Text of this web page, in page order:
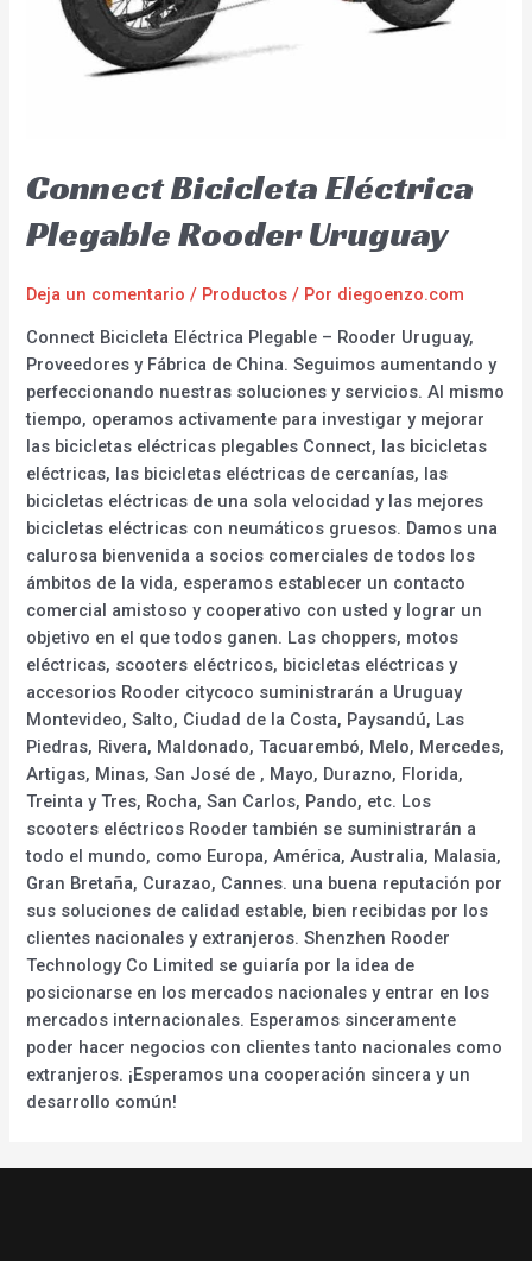
Connect Bicicleta Eléctrica
Plegable Rooder Uruguay
Deja un comentario / Productos / Por diegoenzo.com
Connect Bicicleta Eléctrica Plegable – Rooder Uruguay,
Proveedores y Fábrica de China. Seguimos aumentando y
perfeccionando nuestras soluciones y servicios. Al mismo
tiempo, operamos activamente para investigar y mejorar
las bicicletas eléctricas plegables Connect, las bicicletas
eléctricas, las bicicletas eléctricas de cercanías, las
bicicletas eléctricas de una sola velocidad y las mejores
bicicletas eléctricas con neumáticos gruesos. Damos una
calurosa bienvenida a socios comerciales de todos los
ámbitos de la vida, esperamos establecer un contacto
comercial amistoso y cooperativo con usted y lograr un
objetivo en el que todos ganen. Las choppers, motos
eléctricas, scooters eléctricos, bicicletas eléctricas y
accesorios Rooder citycoco suministrarán a Uruguay
Montevideo, Salto, Ciudad de la Costa, Paysandú, Las
Piedras, Rivera, Maldonado, Tacuarembó, Melo, Mercedes,
Artigas, Minas, San José de , Mayo, Durazno, Florida,
Treinta y Tres, Rocha, San Carlos, Pando, etc. Los
scooters eléctricos Rooder también se suministrarán a
todo el mundo, como Europa, América, Australia, Malasia,
Gran Bretaña, Curazao, Cannes. una buena reputación por
sus soluciones de calidad estable, bien recibidas por los
clientes nacionales y extranjeros. Shenzhen Rooder
Technology Co Limited se guiaría por la idea de
posicionarse en los mercados nacionales y entrar en los
mercados internacionales. Esperamos sinceramente
poder hacer negocios con clientes tanto nacionales como
extranjeros. ¡Esperamos una cooperación sincera y un
desarrollo común!